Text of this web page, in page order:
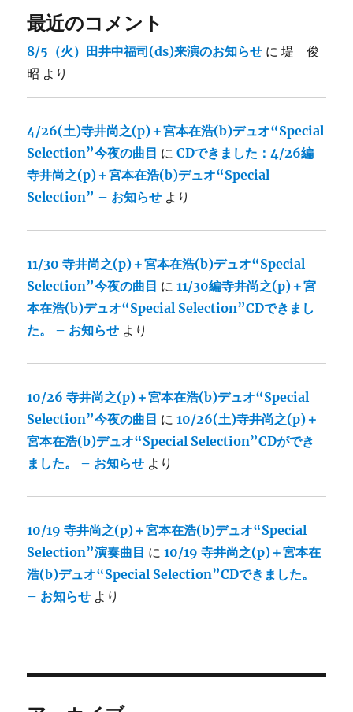
最近のコメント
8/5（火）田井中福司(ds)来演のお知らせ に堤 俊
昭 より
4/26(土)寺井尚之(p)＋宮本在浩(b)デュオ“Special
Selection”今夜の曲目 にCDできました：4/26編
寺井尚之(p)＋宮本在浩(b)デュオ“Special
Selection” – お知らせ より
11/30 寺井尚之(p)＋宮本在浩(b)デュオ“Special
Selection”今夜の曲目 に11/30編寺井尚之(p)＋宮
本在浩(b)デュオ“Special Selection”CDできまし
た。 – お知らせ より
10/26 寺井尚之(p)＋宮本在浩(b)デュオ“Special
Selection”今夜の曲目 に10/26(土)寺井尚之(p)＋
宮本在浩(b)デュオ“Special Selection”CDができ
ました。 – お知らせ より
10/19 寺井尚之(p)＋宮本在浩(b)デュオ“Special
Selection”演奏曲目 に10/19 寺井尚之(p)＋宮本在
浩(b)デュオ“Special Selection”CDできました。
– お知らせ より